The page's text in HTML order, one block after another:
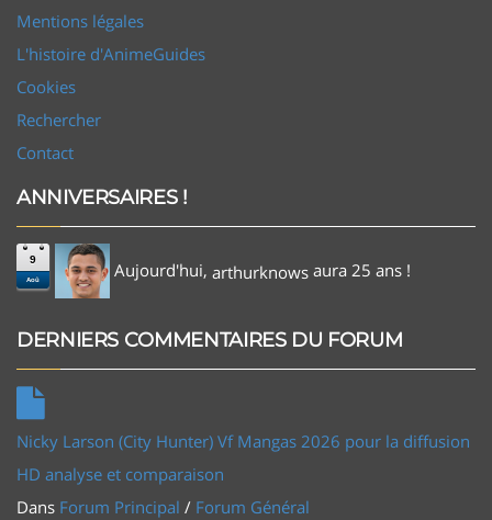
Mentions légales
L'histoire d'AnimeGuides
Cookies
Rechercher
Contact
ANNIVERSAIRES !
9
Aoû Aujourd'hui, arthurknows aura 25 ans !
DERNIERS COMMENTAIRES DU FORUM
Nicky Larson (City Hunter) Vf Mangas 2026 pour la diffusion
HD analyse et comparaison
Dans Forum Principal / Forum Général